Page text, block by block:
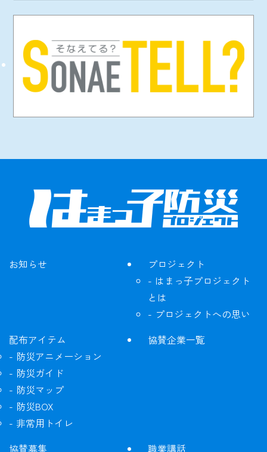
お知らせ
プロジェクト
はまっ子プロジェクト
とは
プロジェクトへの思い
配布アイテム
防災アニメーション
防災ガイド
防災マップ
防災BOX
非常用トイレ
協賛企業一覧
協賛募集 職業講話